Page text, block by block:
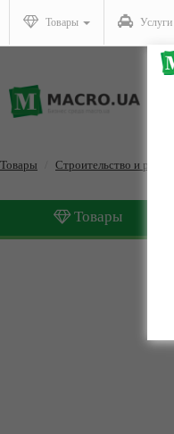
Товары Услуги
Товары Строительство и ремонт
Товары